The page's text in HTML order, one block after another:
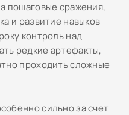
пошаговые сражения,
и развитие навыков
контроль над
редкие артефакты,
проходить сложные
сильно за счет